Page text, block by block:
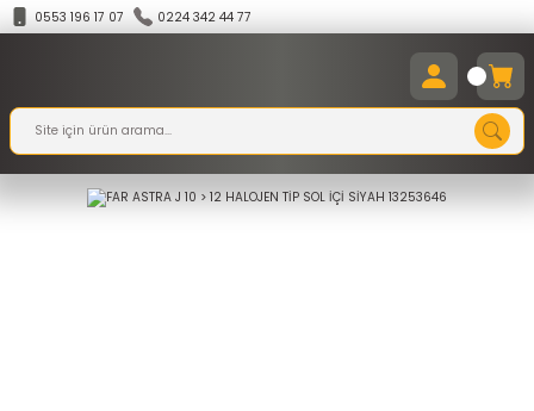
0553 196 17 07 0224 342 44 77